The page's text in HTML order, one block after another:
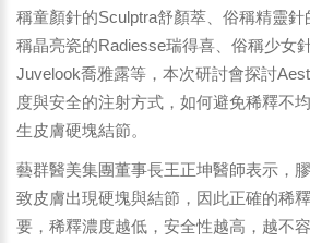
稱童顏針的Sculptra舒顏萃、俗稱精靈針
稱晶亮瓷的Radiesse瑞得喜、俗稱少女
Juvelook喬雅露等，本次研討會探討
度與安全的注射方式，如何避免稀釋不
生皮膚硬塊結節。
藝群醫美集團董事長王正坤醫師表示，
致皮膚出現硬塊與結節，因此正確的稀
要，稀釋濃度越低，安全性越高，越不